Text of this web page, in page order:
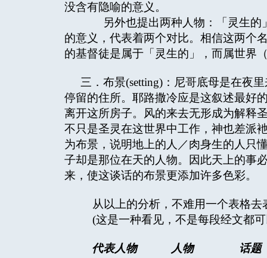
没含有隐喻的意义。
另外也提出两种人物：「灵生的
的意义，代表着两个对比。相信这两个
的基督徒是属于「灵生的」，而属世界
三．布景(setting)：尼哥底母是在夜
停留的住所。耶路撒冷应是这叙述最好
离开这所房子。风的来去无形成为解释
不只是圣灵在这世界中工作，神也差派
为布景，说明地上的人／肉身生的人只
子却是那位在天的人物。因此天上的事
来，使这谈话的布景更添加许多色彩。
从以上的分析，不难用一个表格去
(这是一种看见，不是每段经文都
代表人物 人物 话